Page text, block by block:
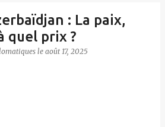
: La paix,
quel prix ?
le août 17, 2025